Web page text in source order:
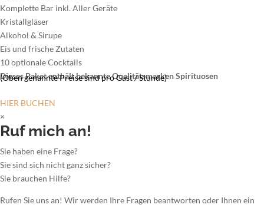
Komplette Bar inkl. Aller Geräte
Kristallgläser
Alkohol & Sirupe
Eis und frische Zutaten
10 optionale Cocktails
Dieses Paket enthält bekannte Qualitätsmarken Spirituosen
(Oben genannte Preise sind pro Gast / Stunde)
HIER BUCHEN
×
Ruf mich an!
Sie haben eine Frage?
Sie sind sich nicht ganz sicher?
Sie brauchen Hilfe?
Rufen Sie uns an! Wir werden Ihre Fragen beantworten oder Ihnen ein